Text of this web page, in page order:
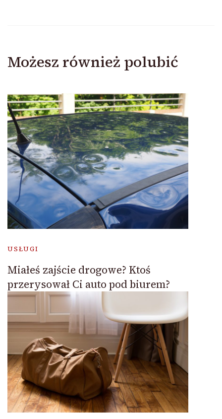
Możesz również polubić
USŁUGI
Miałeś zajście drogowe? Ktoś
przerysował Ci auto pod biurem?